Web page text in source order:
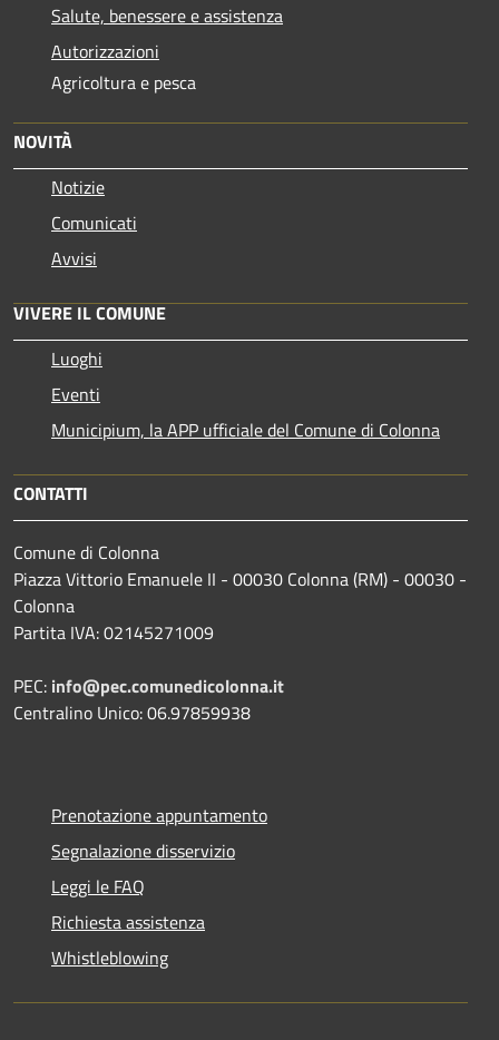
Salute, benessere e assistenza
Autorizzazioni
Agricoltura e pesca
NOVITÀ
Notizie
Comunicati
Avvisi
VIVERE IL COMUNE
Luoghi
Eventi
Municipium, la APP ufficiale del Comune di Colonna
CONTATTI
Comune di Colonna
Piazza Vittorio Emanuele II - 00030 Colonna (RM) - 00030 -
Colonna
Partita IVA: 02145271009
PEC: info@pec.comunedicolonna.it
Centralino Unico: 06.97859938
Prenotazione appuntamento
Segnalazione disservizio
Leggi le FAQ
Richiesta assistenza
Whistleblowing